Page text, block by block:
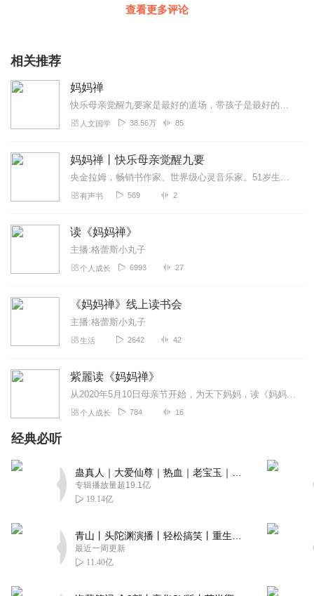
查看更多评论
相关推荐
妈妈禅
快乐母亲觉醒九要家是最好的道场，带孩子是最好的禅修！46岁头胎，51岁孕育三胞胎，央金拉姆从养儿育女中体悟出“妈妈禅”，让你在最日常不过的生活中，修炼出平静无惧...
人文国学 38.56万 85
妈妈禅丨快乐母亲觉醒九要
央金拉姆，畅销书作家、世界级心灵音乐家。51岁生下三胞胎，现在是四个孩子的妈妈。2011年，她演唱的专辑《山上之旅》获得第53届格莱美「新世纪音乐奖」，成为第一...
有声书 569 2
读《妈妈禅》
主播:格蕾斯小丸子
个人成长 6993 27
《妈妈禅》线上读书会
主播:格蕾斯小丸子
生活 2642 42
紫麗读《妈妈禅》
从2020年5月10日母亲节开始，为天下妈妈，读《妈妈禅》
个人成长 784 16
经典必听
专辑播放量超19.1亿
19.14亿
最近一周更新
11.40亿